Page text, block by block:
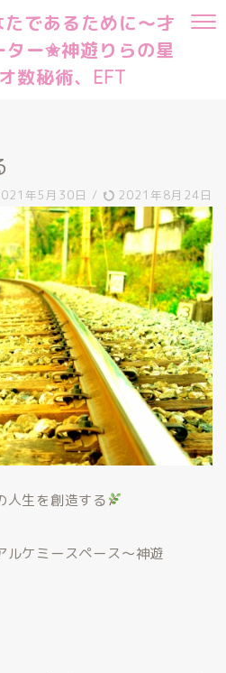
であるために～才
ター✬神遊りらの星
数秘術、EFT
年5月30日 / 2021年8月24日
人生を創造する
ルケミースペース〜神遊